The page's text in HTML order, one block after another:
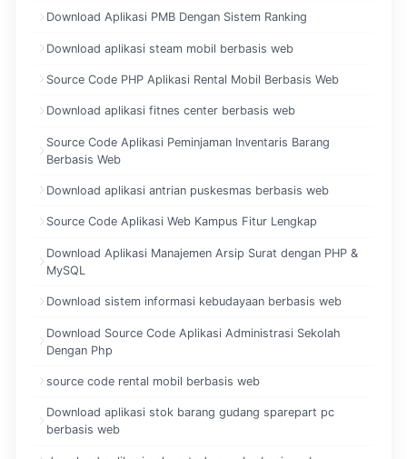
Download Aplikasi PMB Dengan Sistem Ranking
Download aplikasi steam mobil berbasis web
Source Code PHP Aplikasi Rental Mobil Berbasis Web
Download aplikasi fitnes center berbasis web
Source Code Aplikasi Peminjaman Inventaris Barang
Berbasis Web
Download aplikasi antrian puskesmas berbasis web
Source Code Aplikasi Web Kampus Fitur Lengkap
Download Aplikasi Manajemen Arsip Surat dengan PHP &
MySQL
Download sistem informasi kebudayaan berbasis web
Download Source Code Aplikasi Administrasi Sekolah
Dengan Php
source code rental mobil berbasis web
Download aplikasi stok barang gudang sparepart pc
berbasis web